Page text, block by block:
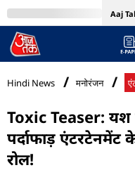
Aaj
MumbaiTak
Hindi News मनोरंजन
Toxic Teaser: यश
पर्दाफाड़ एंटरटेनमेंट
रोल!